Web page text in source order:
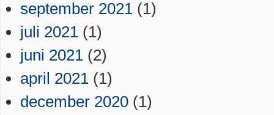
september 2021 (1)
juli 2021 (1)
juni 2021 (2)
april 2021 (1)
december 2020 (1)